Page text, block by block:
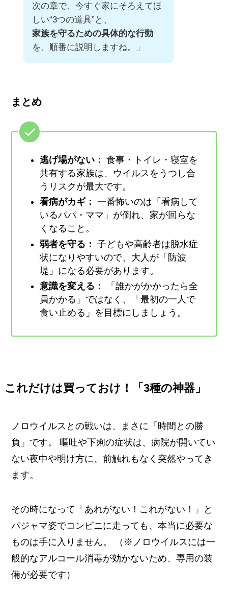
次の章で、今すぐ家にそろえてほ
しい“3つの道具”と、
家族を守るための具体的な行動
を、順番に説明しますね。」
まとめ
逃げ場がない： 食事・トイレ・寝室を
共有する家族は、ウイルスをうつし合
うリスクが最大です。
看病がカギ： 一番怖いのは「看病して
いるパパ・ママ」が倒れ、家が回らな
くなること。
弱者を守る： 子どもや高齢者は脱水症
状になりやすいので、大人が「防波
堤」になる必要があります。
意識を変える：
「誰かがかかったら全
員かかる」ではなく、「最初の一人で
食い止める」を目標にしましょう。
これだけは買っておけ！「3種の神器」
ノロウイルスとの戦いは、まさに「時間との勝
負」です。 嘔吐や下痢の症状は、病院が開いてい
ない夜中や明け方に、前触れもなく突然やってき
ます。
その時になって「あれがない！これがない！」と
パジャマ姿でコンビニに走っても、本当に必要な
ものは手に入りません。 （※ノロウイルスには一
般的なアルコール消毒が効かないため、専用の装
備が必要です）